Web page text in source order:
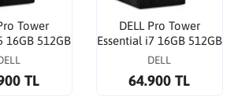
Tower
16GB 512GB
Linux
TL
DELL Pro Tower
Essential i7 16GB 512GB
QVT1260 Ubuntu Linux
DELL
64.900 TL